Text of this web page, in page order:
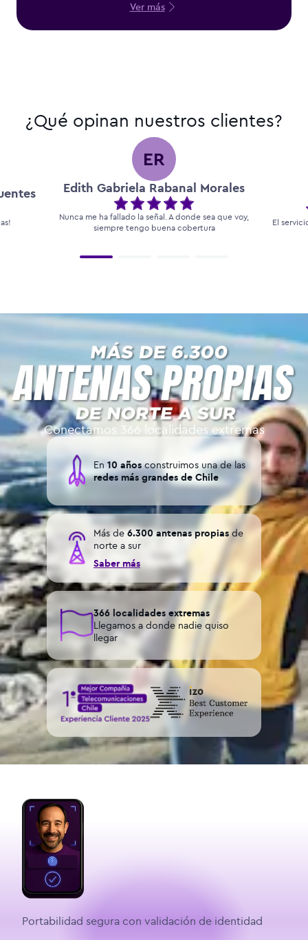
Ver más
¿Qué opinan nuestros clientes?
ER
Edith Gabriela Rabanal Morales
Nunca me ha fallado la señal. A donde sea que voy,
siempre tengo buena cobertura
El
Conectamos 366 localidades extremas
En 10 añosconstruimos una de las
redes más grandes de Chile
Más de 6.300 antenas propias de
norte a sur
Saber más
366 localidades extremas
Llegamos a donde nadie quiso
llegar
Portabilidad segura con validación de identidad